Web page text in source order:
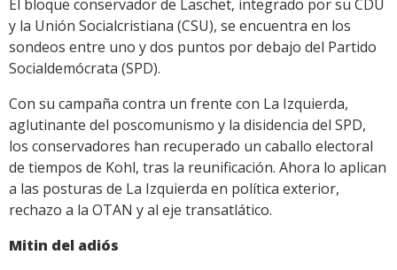
El bloque conservador de Laschet, integrado por su CDU
y la Unión Socialcristiana (CSU), se encuentra en los
sondeos entre uno y dos puntos por debajo del Partido
Socialdemócrata (SPD).
Con su campaña contra un frente con La Izquierda,
aglutinante del poscomunismo y la disidencia del SPD,
los conservadores han recuperado un caballo electoral
de tiempos de Kohl, tras la reunificación. Ahora lo aplican
a las posturas de La Izquierda en política exterior,
rechazo a la OTAN y al eje transatlático.
Mitin del adiós